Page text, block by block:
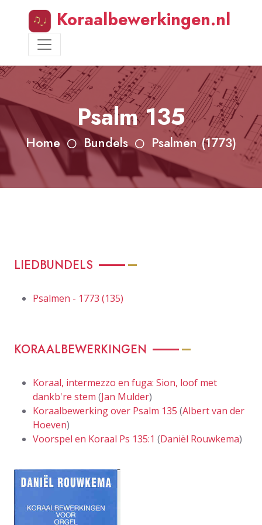
Koraalbewerkingen.nl
Psalm 135
Home Bundels Psalmen (1773)
LIEDBUNDELS
Psalmen - 1773 (135)
KORAALBEWERKINGEN
Koraal, intermezzo en fuga: Sion, loof met
dankb're stem (Jan Mulder)
Koraalbewerking over Psalm 135 (Albert van der
Hoeven)
Voorspel en Koraal Ps 135:1 (Daniël Rouwkema)